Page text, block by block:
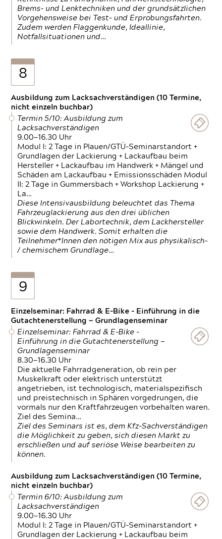
Brems- und Lenktechniken und der grundsätzlichen
Vorgehensweise bei Test- und Erprobungsfahrten.
Zudem werden Flaggenkunde, Ideallinie,
Notfallsituationen und…
8
Ausbildung zum Lacksachverständigen (10 Termine,
nicht einzeln buchbar)
Termin 5/10: Ausbildung zum
Lacksachverständigen
9.00—16.30 Uhr
Modul I: 2 Tage in Plauen/GTÜ-Seminarstandort +
Grundlagen der Lackierung + Lackaufbau beim
Hersteller + Lackaufbau im Handwerk + Mängel und
Schäden am Lackaufbau + Emissionsschäden Modul
II: 2 Tage in Gummersbach + Workshop Lackierung +
La…
Diese Intensivausbildung beleuchtet das Thema
Fahrzeuglackierung aus den drei üblichen
Blickwinkeln. Der Labortechnik, dem Lackhersteller
sowie dem Handwerk. Somit erhalten die
Teilnehmer*Innen den nötigen Mix aus physikalisch-
/ chemischem Grundlage…
9
Einzelseminar: Fahrrad & E-Bike - Einführung in die
Gutachtenerstellung — Grundlagenseminar
Einzelseminar: Fahrrad & E-Bike -
Einführung in die Gutachtenerstellung —
Grundlagenseminar
8.30—16.30 Uhr
Die aktuelle Fahrradgeneration, ob rein per
Muskelkraft oder elektrisch unterstützt
angetrieben, ist technologisch, materialspezifisch
und preistechnisch in Sphären vorgedrungen, die
vormals nur den Kraftfahrzeugen vorbehalten waren.
Ziel des Semina…
Ziel des Seminars ist es, dem Kfz-Sachverständigen
die Möglichkeit zu geben, sich diesen Markt zu
erschließen und auf seriöse Weise bearbeiten zu
können.
Ausbildung zum Lacksachverständigen (10 Termine,
nicht einzeln buchbar)
Termin 6/10: Ausbildung zum
Lacksachverständigen
9.00—16.30 Uhr
Modul I: 2 Tage in Plauen/GTÜ-Seminarstandort +
Grundlagen der Lackierung + Lackaufbau beim